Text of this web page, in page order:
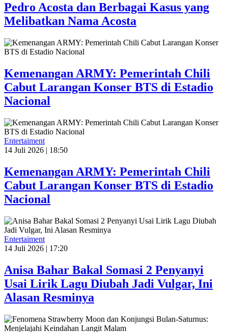
Pedro Acosta dan Berbagai Kasus yang
Melibatkan Nama Acosta
Kemenangan ARMY: Pemerintah Chili
Cabut Larangan Konser BTS di Estadio
Nacional
Entertaiment
14 Juli 2026 | 18:50
Kemenangan ARMY: Pemerintah Chili
Cabut Larangan Konser BTS di Estadio
Nacional
Entertaiment
14 Juli 2026 | 17:20
Anisa Bahar Bakal Somasi 2 Penyanyi
Usai Lirik Lagu Diubah Jadi Vulgar, Ini
Alasan Resminya